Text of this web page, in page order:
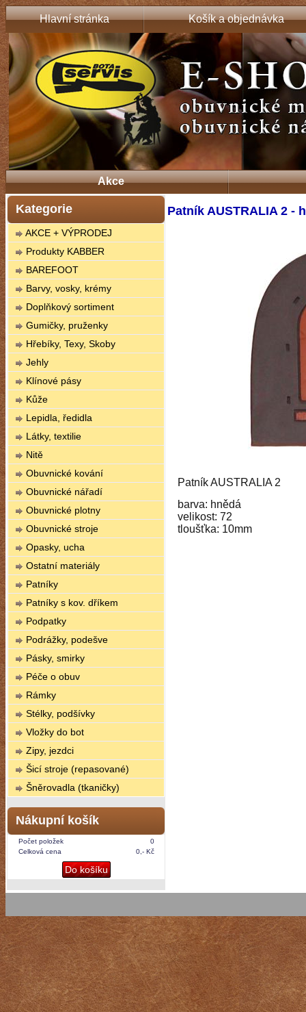
Hlavní stránka Košík a objednávka
Akce
Kategorie
AKCE + VÝPRODEJ
Produkty KABBER
BAREFOOT
Barvy, vosky, krémy
Doplňkový sortiment
Gumičky, pruženky
Hřebíky, Texy, Skoby
Jehly
Klínové pásy
Kůže
Lepidla, ředidla
Látky, textilie
Nitě
Obuvnické kování
Obuvnické nářadí
Obuvnické plotny
Obuvnické stroje
Opasky, ucha
Ostatní materiály
Patníky
Patníky s kov. dříkem
Podpatky
Podrážky, podešve
Pásky, smirky
Péče o obuv
Rámky
Stélky, podšívky
Vložky do bot
Zipy, jezdci
Šicí stroje (repasované)
Šněrovadla (tkaničky)
Nákupní košík
Počet položek
0
Celková cena
0,- Kč
Do košíku
Patník AUSTRALIA 2 -
Patník AUSTRALIA 2
barva: hnědá
velikost: 72
tloušťka: 10mm